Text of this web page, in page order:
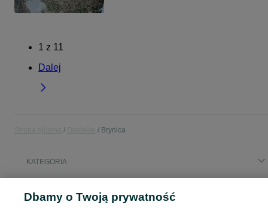
1 z 11
Dalej
Brynica
KATEGORIA
volvo fl 240 winda
rusztowanie warszawskie ramki
Dbamy o Twoją prywatność